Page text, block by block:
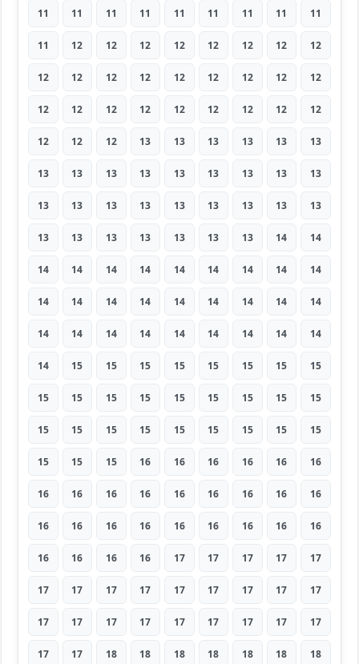
11 11 11 11 11 11 11 11 11
11 12 12 12 12 12 12 12 12
12 12 12 12 12 12 12 12 12
12 12 12 12 12 12 12 12 12
12 12 12 13 13 13 13 13 13
13 13 13 13 13 13 13 13 13
13 13 13 13 13 13 13 13 13
13 13 13 13 13 13 13 14 14
14 14 14 14 14 14 14 14 14
14 14 14 14 14 14 14 14 14
14 14 14 14 14 14 14 14 14
14 15 15 15 15 15 15 15 15
15 15 15 15 15 15 15 15 15
15 15 15 15 15 15 15 15 15
15 15 15 16 16 16 16 16 16
16 16 16 16 16 16 16 16 16
16 16 16 16 16 16 16 16 16
16 16 16 16 17 17 17 17 17
17 17 17 17 17 17 17 17 17
17 17 17 17 17 17 17 17 17
17 17 18 18 18 18 18 18 18